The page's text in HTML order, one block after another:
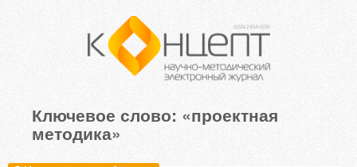
Ключевое слово: «проектная
методика»